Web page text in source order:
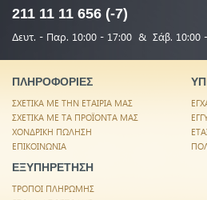
211 11 11 656 (-7)
Δευτ. - Παρ. 10:00 - 17:00 & Σάβ. 10:00
ΠΛΗΡΟΦΟΡΙΕΣ
ΣΧΕΤΙΚΑ ΜΕ ΤΗΝ ΕΤΑΙΡΙΑ ΜΑΣ
ΣΧΕΤΙΚΑ ΜΕ ΤΑ ΠΡΟΪΟΝΤΑ ΜΑΣ
ΧΟΝΔΡΙΚΗ ΠΩΛΗΣΗ
ΕΠΙΚΟΙΝΩΝΙΑ
ΕΞΥΠΗΡΕΤΗΣΗ
ΤΡΟΠΟΙ ΠΛΗΡΩΜΗΣ